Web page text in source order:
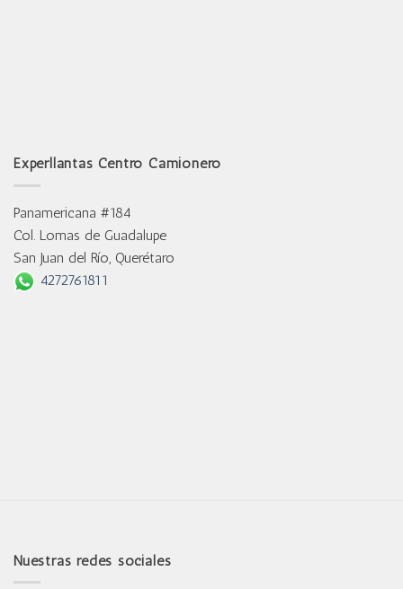
Experllantas Centro Camionero
Panamericana #184
Col. Lomas de Guadalupe
San Juan del Río, Querétaro
4272761811
Nuestras redes sociales